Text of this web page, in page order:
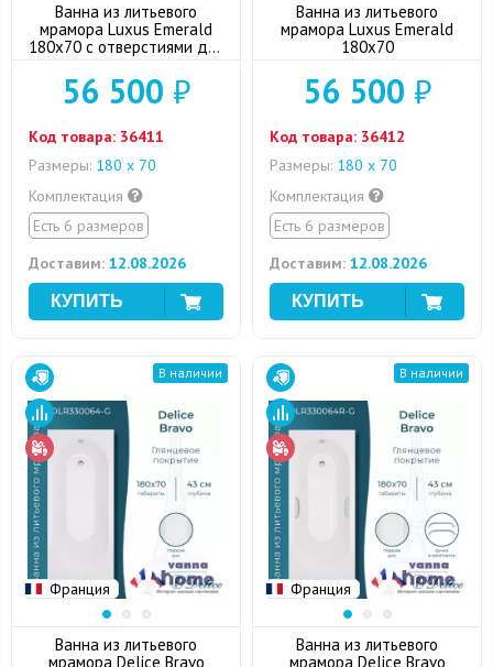
Ванна из литьевого
мрамора Luxus Emerald
180x70 с отверстиями для
56 500 ₽
Код товара: 36411
Размеры: 180 x 70
Комплектация
Есть 6 размеров
Доставим: 12.08.2026
Ванна из литьевого
мрамора Luxus Emerald
180x70
56 500 ₽
Код товара: 36412
Размеры: 180 x 70
Комплектация
Есть 6 размеров
Доставим: 12.08.2026
Франция
В наличии
Ванна из литьевого
мрамора Delice Bravo
Франция
В наличии
Ванна из литьевого
мрамора Delice Bravo